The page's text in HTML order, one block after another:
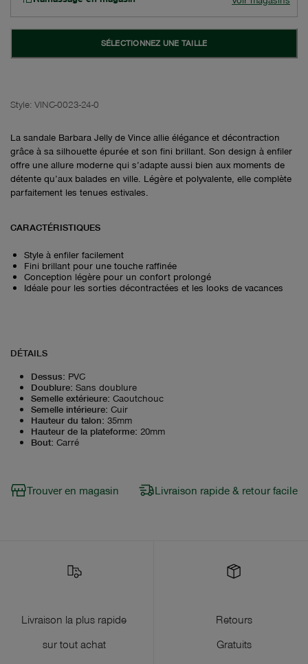
SÉLECTIONNEZ UNE TAILLE
Style: VINC-0023-24-0
La sandale Barbara Jelly de Vince allie élégance et décontraction
grâce à sa silhouette épurée et son fini brillant. Son design à enfiler
offre une allure moderne qui s’adapte aussi bien aux moments de
détente qu’aux balades en ville. Légère et polyvalente, elle complète
parfaitement les tenues estivales.
CARACTÉRISTIQUES
Style à enfiler facilement
Fini brillant pour une touche raffinée
Conception légère pour un confort prolongé
Idéale pour les sorties décontractées et les looks de vacances
DÉTAILS
Dessus: PVC
Doublure: Sans doublure
Semelle extérieure: Caoutchouc
Semelle intérieure: Cuir
Hauteur du talon: 35mm
Hauteur de la plateforme: 20mm
Bout: Carré
Trouver en magasin Livraison rapide & retour facile
Livraison la plus rapide
sur tout achat
Retours
Gratuits